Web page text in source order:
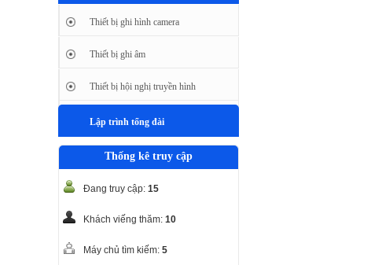
Thiết bị ghi hình camera
Thiết bị ghi âm
Thiết bị hội nghị truyền hình
Lập trình tổng đài
Thống kê truy cập
Đang truy cập: 15
Khách viếng thăm: 10
Máy chủ tìm kiếm: 5